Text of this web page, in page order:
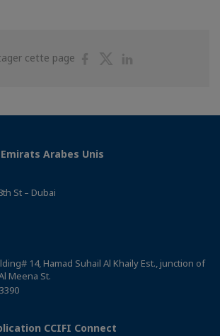
cette page
PartagerPartager
Emirats Arabes Unis
St – Dubai
14, Hamad Suhail Al Khaily Est., junction of
Meena St.
CCIFI Connect